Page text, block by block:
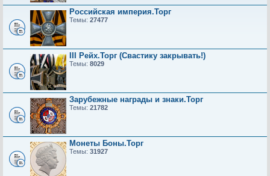
Российская империя.Торг
Темы: 27477
III Рейх.Торг (Свастику закрывать!)
Темы: 8029
Зарубежные награды и знаки.Торг
Темы: 21782
Монеты Боны.Торг
Темы: 31927